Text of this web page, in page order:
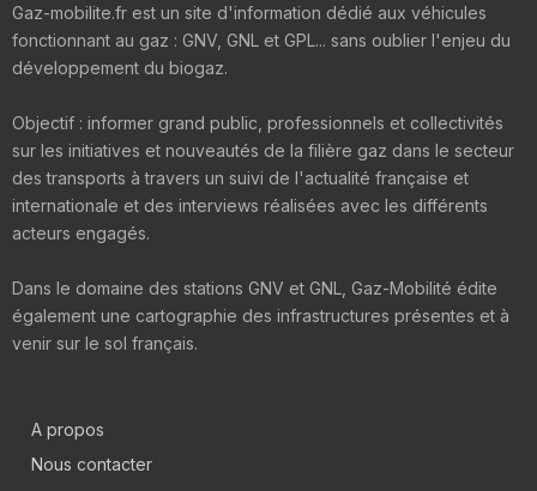
Gaz-mobilite.fr est un site d'information dédié aux véhicules
fonctionnant au gaz : GNV, GNL et GPL... sans oublier l'enjeu du
développement du biogaz.
Objectif : informer grand public, professionnels et collectivités
sur les initiatives et nouveautés de la filière gaz dans le secteur
des transports à travers un suivi de l'actualité française et
internationale et des interviews réalisées avec les différents
acteurs engagés.
Dans le domaine des stations GNV et GNL, Gaz-Mobilité édite
également une cartographie des infrastructures présentes et à
venir sur le sol français.
A propos
Nous contacter